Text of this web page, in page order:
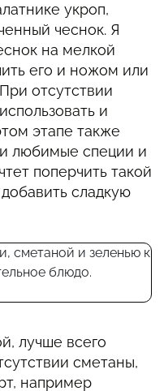
укроп,
чеснок. Я
на мелкой
его и ножом или
отсутствии
и
этапе также
любимые специи и
поперчить такой
сладкую
лучше всего
сметаны,
например